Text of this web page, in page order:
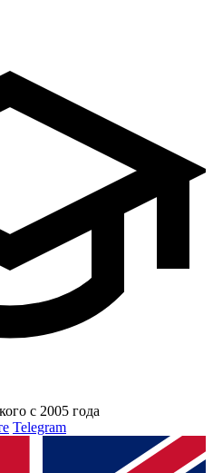
с 2005 года
Telegram